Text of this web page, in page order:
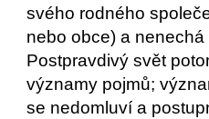
svého rodného
nebo obce) a
Postpravdivý svět
významy pojmů;
se nedomluví a